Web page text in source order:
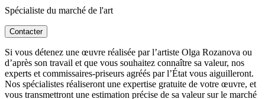
Spécialiste du marché de l'art
Contacter
Si vous détenez une œuvre réalisée par l’artiste Olga Rozanova ou
d’après son travail et que vous souhaitez connaître sa valeur, nos
experts et commissaires-priseurs agréés par l’État vous aiguilleront.
Nos spécialistes réaliseront une expertise gratuite de votre œuvre, et
vous transmettront une estimation précise de sa valeur sur le marché